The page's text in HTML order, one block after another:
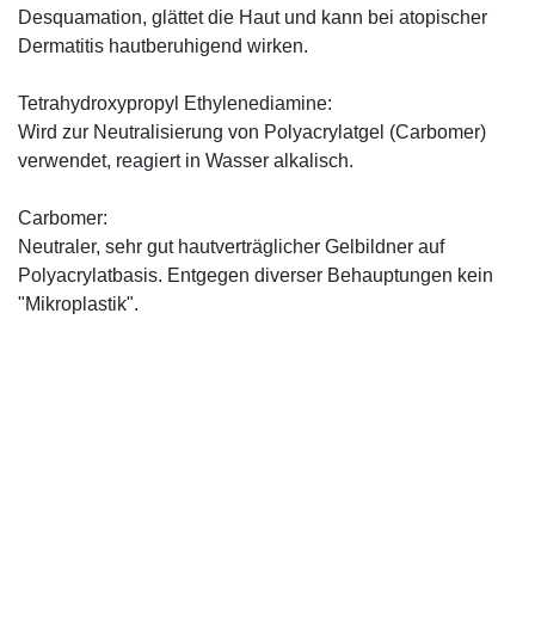
Desquamation, glättet die Haut und kann bei atopischer
Dermatitis hautberuhigend wirken.
Tetrahydroxypropyl Ethylenediamine:
Wird zur Neutralisierung von Polyacrylatgel (Carbomer)
verwendet, reagiert in Wasser alkalisch.
Carbomer:
Neutraler, sehr gut hautverträglicher Gelbildner auf
Polyacrylatbasis. Entgegen diverser Behauptungen kein
"Mikroplastik".